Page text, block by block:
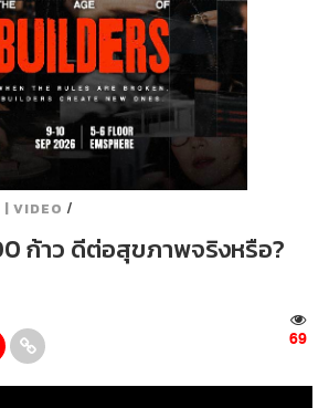
| VIDEO /
ก้าว ดีต่อสุขภาพจริงหรือ?
69